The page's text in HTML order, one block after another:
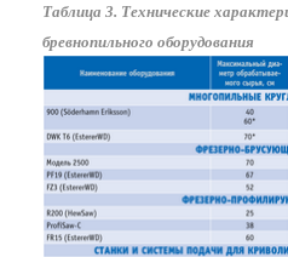
Таблица 3. Технические
бревнопильного оборудования